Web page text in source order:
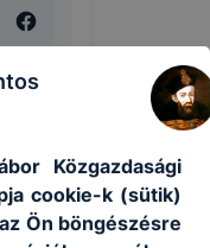
Közgazdasági
cookie-k (sütik)
Ön böngészésre